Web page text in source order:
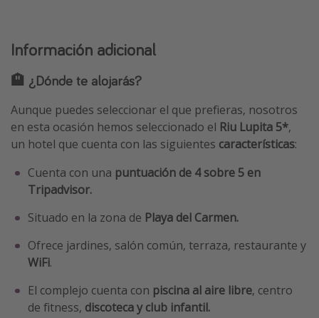
Información adicional
🏨 ¿Dónde te alojarás?
Aunque puedes seleccionar el que prefieras, nosotros
en esta ocasión hemos seleccionado el Riu Lupita 5*,
un hotel que cuenta con las siguientes características:
Cuenta con una puntuación de 4 sobre 5 en
Tripadvisor.
Situado en la zona de Playa del Carmen.
Ofrece jardines, salón común, terraza, restaurante y
WiFi.
El complejo cuenta con piscina al aire libre, centro
de fitness, discoteca y club infantil.